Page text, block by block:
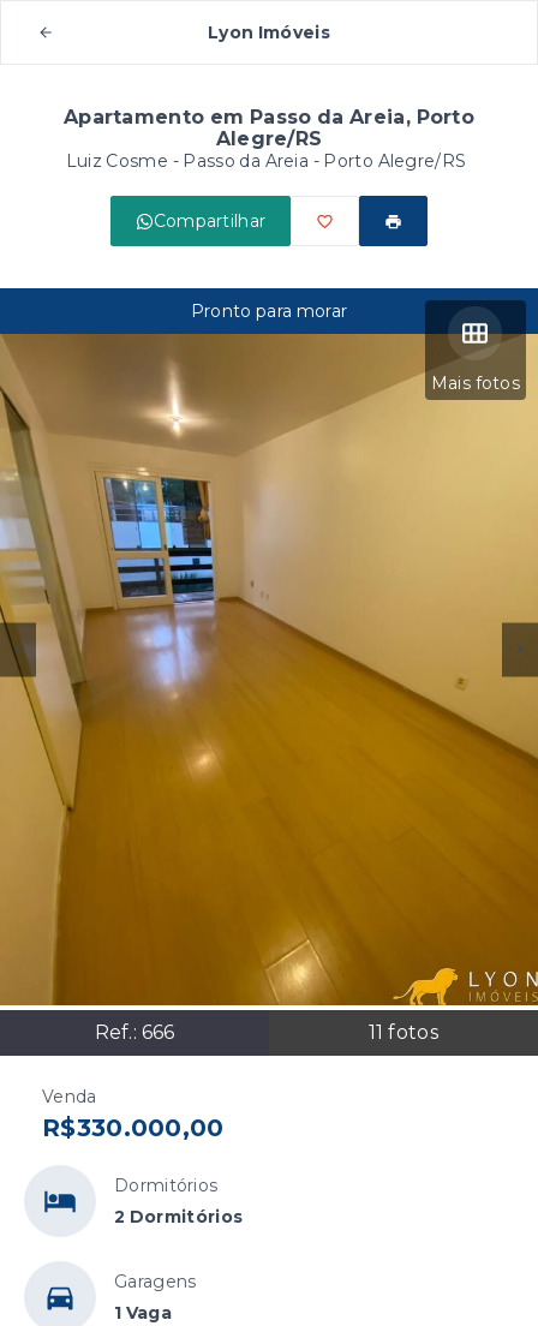
Lyon Imóveis
Apartamento em Passo da Areia, Porto
Alegre/RS
Luiz Cosme - Passo da Areia - Porto Alegre/RS
Compartilhar
Mais fotos
Ref.: 666 11 fotos
Pronto para morar
Venda
R$330.000,00
Dormitórios
2 Dormitórios
Garagens
1 Vaga